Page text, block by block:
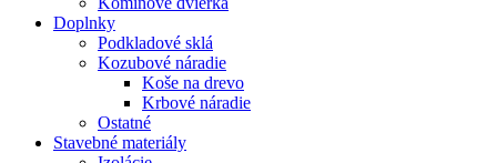
Doplnky
Podkladové sklá
Kozubové náradie
Koše na drevo
Krbové náradie
Ostatné
Stavebné materiály